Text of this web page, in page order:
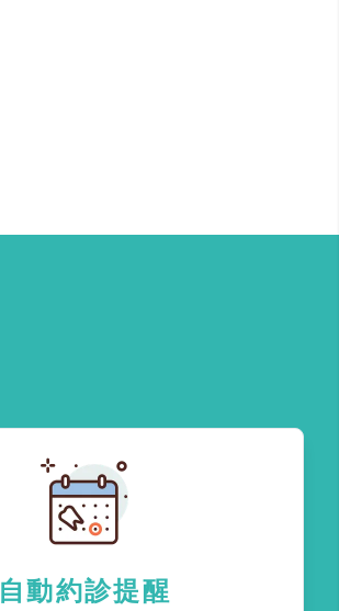
自動約診提醒